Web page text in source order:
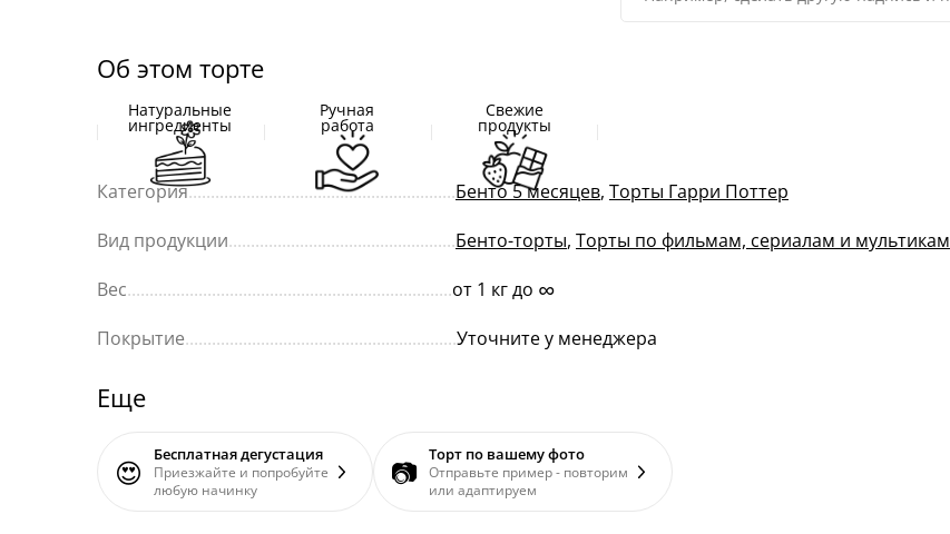
Об этом торте
Натуральные
ингредиенты
Ручная
работа
Свежие
продукты
Категория............................................................Бенто 5 месяцев, Торты Гарри Поттер
Вид продукции...................................................Бенто-торты, Торты по фильмам, сериалам и мультикам
Вес.........................................................................от 1 кг до ∞
Покрытие.............................................................Уточните у менеджера
Еще
😍 Бесплатная дегустация
Приезжайте и попробуйте
любую начинку
📷 Торт по вашему фото
Отправьте пример - повторим
или адаптируем